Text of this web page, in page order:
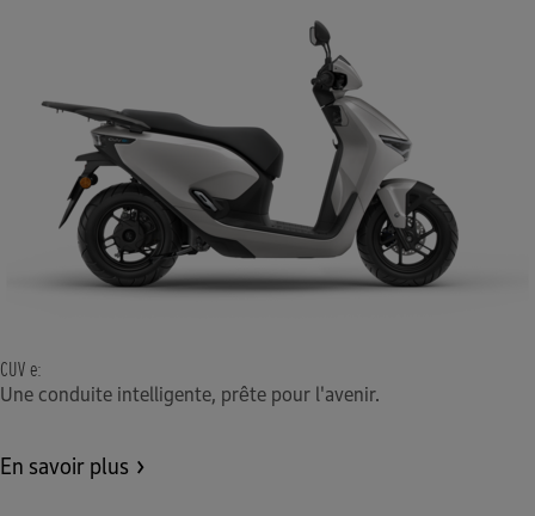
CUV e:
Une conduite intelligente, prête pour l'avenir.
En savoir plus